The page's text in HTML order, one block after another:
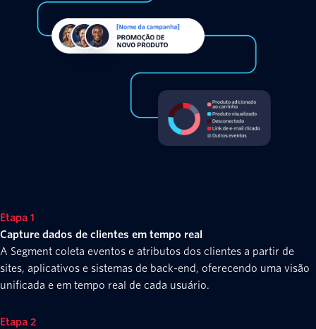
Etapa 1
Capture dados de clientes em tempo real
A Segment coleta eventos e atributos dos clientes a partir de
sites, aplicativos e sistemas de back-end, oferecendo uma visão
unificada e em tempo real de cada usuário.
Etapa 2